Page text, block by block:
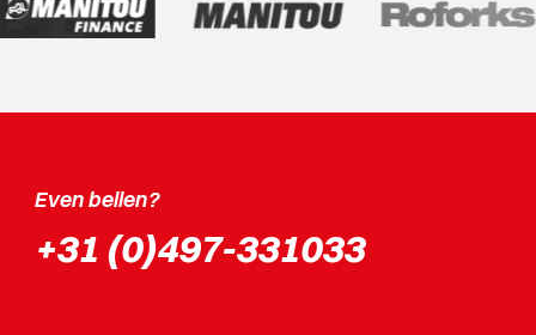
Even bellen?
+31 (0)497-331033